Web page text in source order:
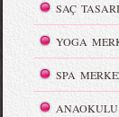
SAÇ
YOGA
SPA